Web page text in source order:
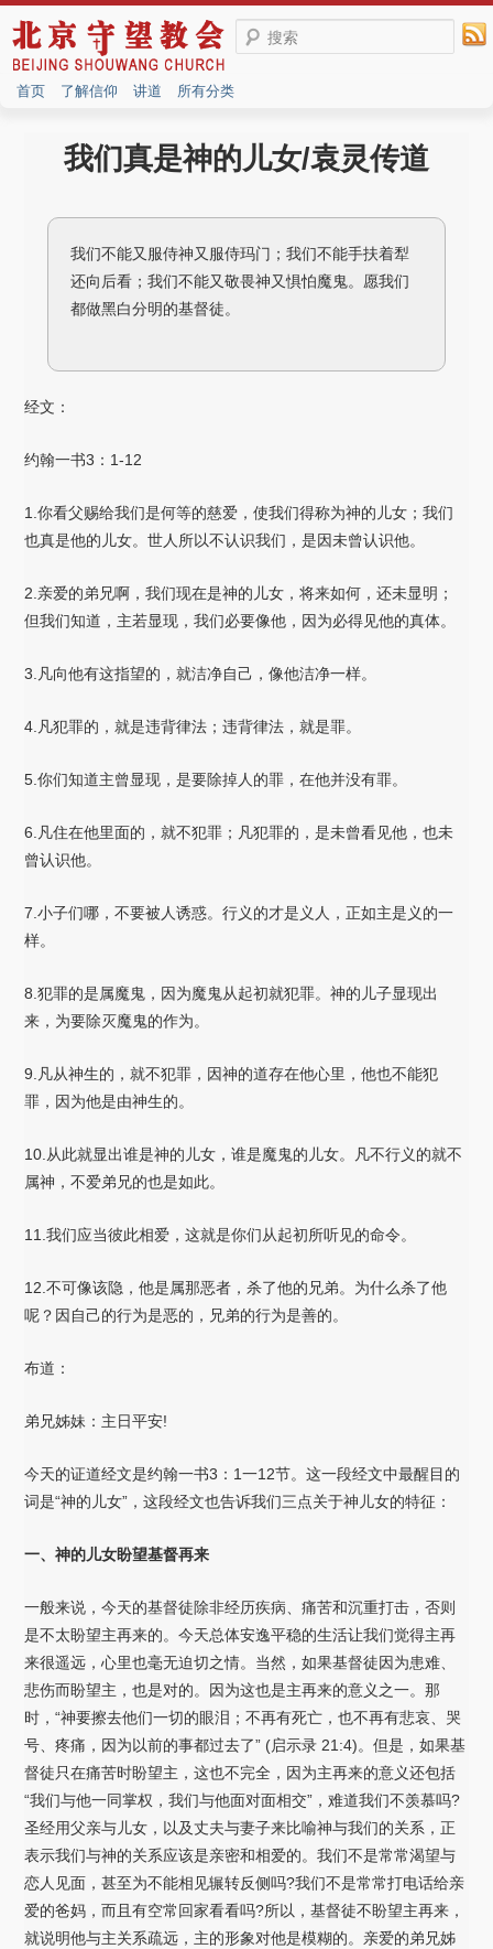
搜索
首页 了解信仰 讲道 所有分类
我们真是神的儿女/袁灵传道
我们不能又服侍神又服侍玛门；我们不能手扶着犁
还向后看；我们不能又敬畏神又惧怕魔鬼。愿我们
都做黑白分明的基督徒。
经文：
约翰一书3：1-12
1.你看父赐给我们是何等的慈爱，使我们得称为神的儿女；我们
也真是他的儿女。世人所以不认识我们，是因未曾认识他。
2.亲爱的弟兄啊，我们现在是神的儿女，将来如何，还未显明；
但我们知道，主若显现，我们必要像他，因为必得见他的真体。
3.凡向他有这指望的，就洁净自己，像他洁净一样。
4.凡犯罪的，就是违背律法；违背律法，就是罪。
5.你们知道主曾显现，是要除掉人的罪，在他并没有罪。
6.凡住在他里面的，就不犯罪；凡犯罪的，是未曾看见他，也未
曾认识他。
7.小子们哪，不要被人诱惑。行义的才是义人，正如主是义的一
样。
8.犯罪的是属魔鬼，因为魔鬼从起初就犯罪。神的儿子显现出
来，为要除灭魔鬼的作为。
9.凡从神生的，就不犯罪，因神的道存在他心里，他也不能犯
罪，因为他是由神生的。
10.从此就显出谁是神的儿女，谁是魔鬼的儿女。凡不行义的就不
属神，不爱弟兄的也是如此。
11.我们应当彼此相爱，这就是你们从起初所听见的命令。
12.不可像该隐，他是属那恶者，杀了他的兄弟。为什么杀了他
呢？因自己的行为是恶的，兄弟的行为是善的。
布道：
弟兄姊妹：主日平安!
今天的证道经文是约翰一书3：1一12节。这一段经文中最醒目的
词是“神的儿女”，这段经文也告诉我们三点关于神儿女的特征：
一、神的儿女盼望基督再来
一般来说，今天的基督徒除非经历疾病、痛苦和沉重打击，否则
是不太盼望主再来的。今天总体安逸平稳的生活让我们觉得主再
来很遥远，心里也毫无迫切之情。当然，如果基督徒因为患难、
悲伤而盼望主，也是对的。因为这也是主再来的意义之一。那
时，“神要擦去他们一切的眼泪；不再有死亡，也不再有悲哀、哭
号、疼痛，因为以前的事都过去了” (启示录 21:4)。但是，如果基
督徒只在痛苦时盼望主，这也不完全，因为主再来的意义还包括
“我们与他一同掌权，我们与他面对面相交”，难道我们不羡慕吗?
圣经用父亲与儿女，以及丈夫与妻子来比喻神与我们的关系，正
表示我们与神的关系应该是亲密和相爱的。我们不是常常渴望与
恋人见面，甚至为不能相见辗转反侧吗?我们不是常常打电话给亲
爱的爸妈，而且有空常回家看看吗?所以，基督徒不盼望主再来，
就说明他与主关系疏远，主的形象对他是模糊的。亲爱的弟兄姊